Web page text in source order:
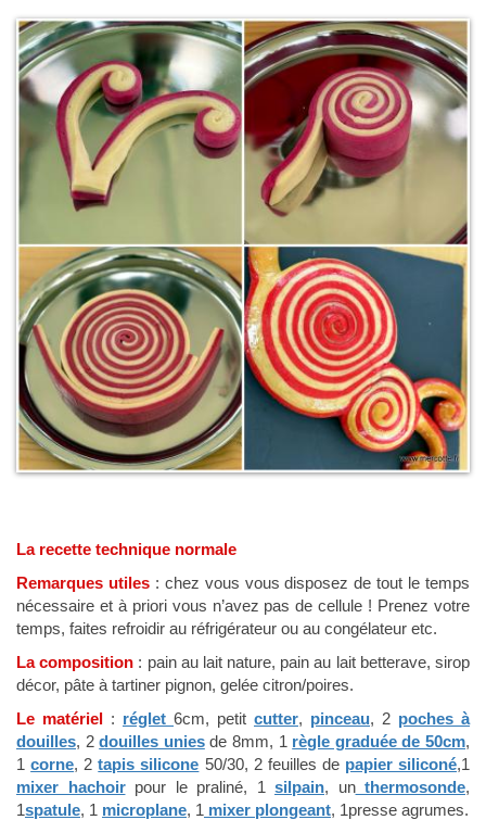
La recette technique normale
Remarques utiles: chez vous vous disposez de tout le temps
nécessaire et à priori vous n’avez pas de cellule ! Prenez votre
temps, faites refroidir au réfrigérateur ou au congélateur etc.
La composition : pain au lait nature, pain au lait betterave, sirop
décor, pâte à tartiner pignon, gelée citron/poires.
Le matériel : réglet 6cm, petit cutter, pinceau, 2 poches à
douilles, 2douilles uniesde 8mm, 1 règle graduée de 50cm,
1corne, 2tapis silicone 50/30, 2 feuilles de papier siliconé,1
mixer hachoirpour le praliné, 1 silpain, unthermosonde,
1spatule, 1 microplane, 1 mixer plongeant, 1presse agrumes.